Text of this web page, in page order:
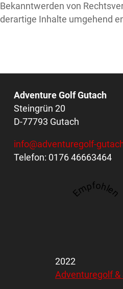
Bekanntwerden von
derartige Inhalte umgehend
Adventure Golf Gutach
Steingrün 20
D-77793 Gutach
info@adventuregolf-
Telefon: 0176 46663464
Empfohlen
2022
Adventuregolf &